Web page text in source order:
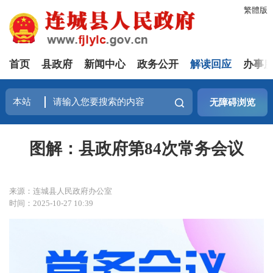
繁體版
首页 县政府 新闻中心 政务公开 解读回应 办事
无障碍浏览
图解：县政府第84次常务会议
来源：连城县人民政府办公室
时间：2025-10-27 10:39